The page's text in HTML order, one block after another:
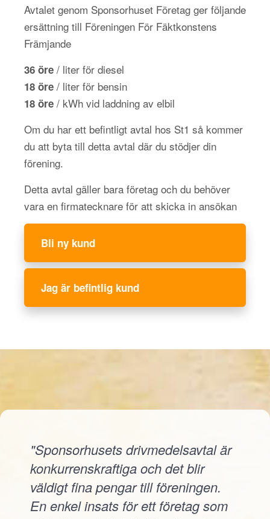
Avtalet genom Sponsorhuset Företag ger följande
ersättning till Föreningen För Fäktkonstens
Främjande
36 öre / liter för diesel
18 öre / liter för bensin
18 öre / kWh vid laddning av elbil
Om du har ett befintligt avtal hos St1 så kommer
du att byta till detta avtal där du stödjer din
förening.
Detta avtal gäller bara företag och du behöver
vara en firmatecknare för att skicka in ansökan
Bli ny kund
Jag är befintlig kund
"Sponsorhusets drivmedelsavtal är
konkurrenskraftiga och det blir
väldigt fina pengar till föreningen.
En enkel insats för ett företag som